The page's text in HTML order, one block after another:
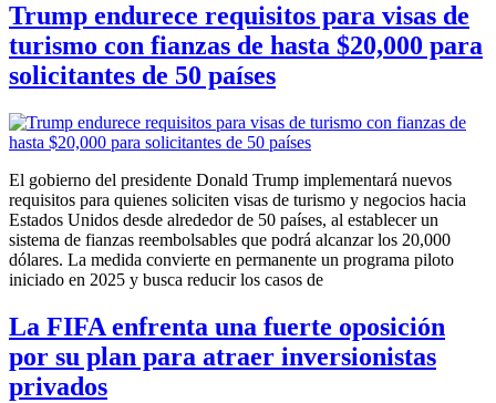
Trump endurece requisitos para visas de
turismo con fianzas de hasta $20,000 para
solicitantes de 50 países
El gobierno del presidente Donald Trump implementará nuevos
requisitos para quienes soliciten visas de turismo y negocios hacia
Estados Unidos desde alrededor de 50 países, al establecer un
sistema de fianzas reembolsables que podrá alcanzar los 20,000
dólares. La medida convierte en permanente un programa piloto
iniciado en 2025 y busca reducir los casos de
La FIFA enfrenta una fuerte oposición
por su plan para atraer inversionistas
privados